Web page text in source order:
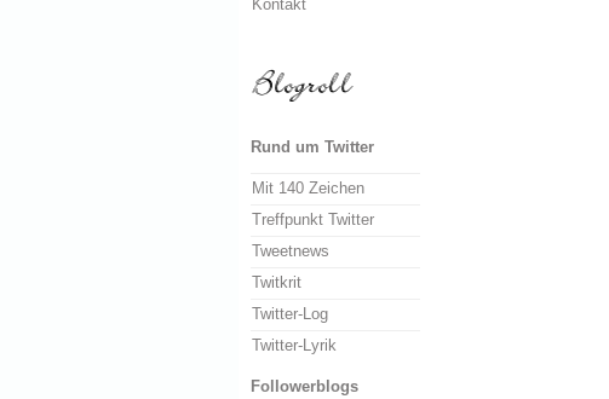
Kontakt
Rund um Twitter
Mit 140 Zeichen
Treffpunkt Twitter
Tweetnews
Twitkrit
Twitter-Log
Twitter-Lyrik
Followerblogs